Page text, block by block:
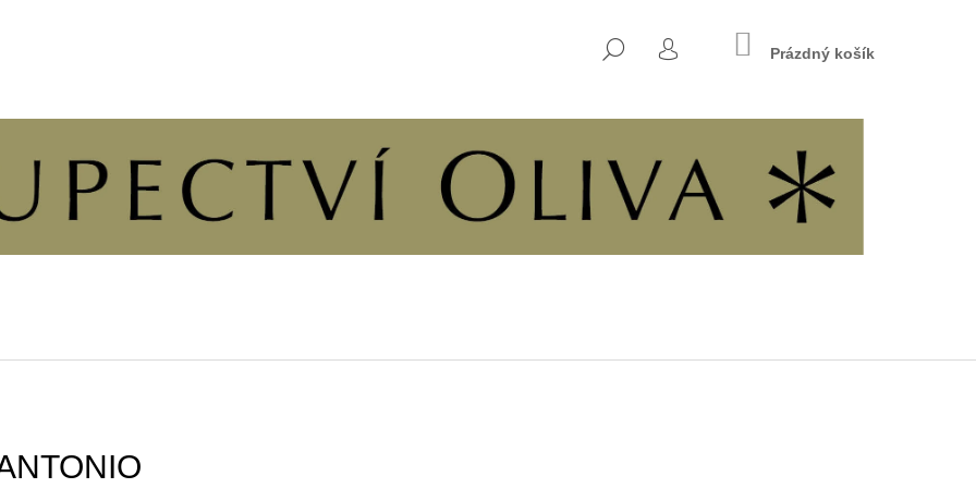
HLEDAT
PŘIHLÁŠENÍ
NÁKUPNÍ
KOŠÍK
Prázdný košík
POTŘEBUJETE NAJÍT?
O PŘÍČINÁCH SVOBODY A